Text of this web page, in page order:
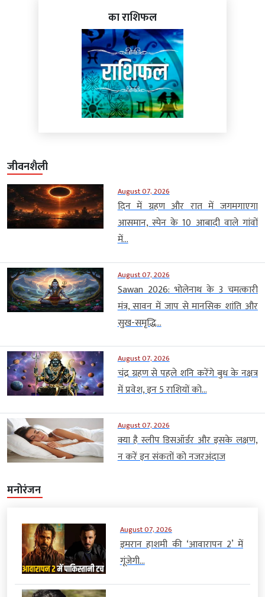
का राशिफल
जीवनशैली
August 07, 2026
दिन में ग्रहण और रात में जगमगाएगा
आसमान, स्पेन के 10 आबादी वाले गांवों
में...
August 07, 2026
Sawan 2026: भोलेनाथ के 3 चमत्कारी
मंत्र, सावन में जाप से मानसिक शांति और
सुख-समृद्धि...
August 07, 2026
चंद्र ग्रहण से पहले शनि करेंगे बुध के नक्षत्र
में प्रवेश, इन 5 राशियों को...
August 07, 2026
क्या है स्लीप डिसऑर्डर और इसके लक्षण,
न करें इन संकतों को नजरअंदाज
मनोरंजन
August 07, 2026
इमरान हाशमी की ‘आवारापन 2’ में
गूंजेगी...